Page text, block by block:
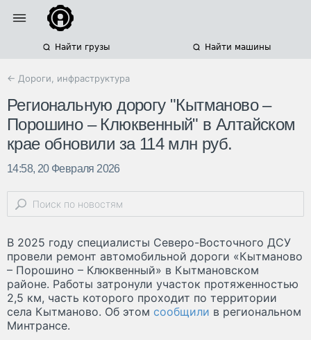
Найти грузы Найти машины
← Дороги, инфраструктура
Региональную дорогу "Кытманово –
Порошино – Клюквенный" в Алтайском
крае обновили за 114 млн руб.
14:58, 20 Февраля 2026
В 2025 году специалисты Северо-Восточного ДСУ
провели ремонт автомобильной дороги «Кытманово
– Порошино – Клюквенный» в Кытмановском
районе. Работы затронули участок протяженностью
2,5 км, часть которого проходит по территории
села Кытманово. Об этом сообщили в региональном
Минтрансе.